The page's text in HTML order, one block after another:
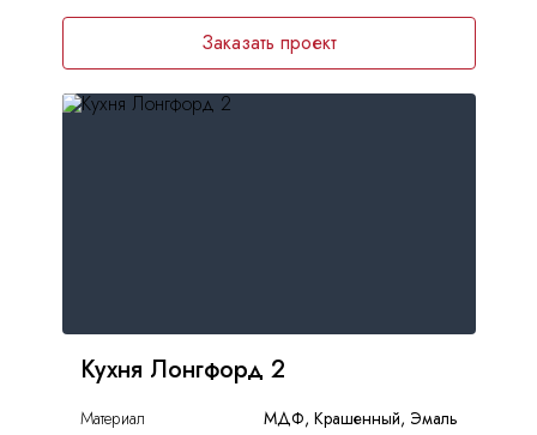
Заказать проект
Кухня Лонгфорд 2
Материал
МДФ, Крашенный, Эмаль